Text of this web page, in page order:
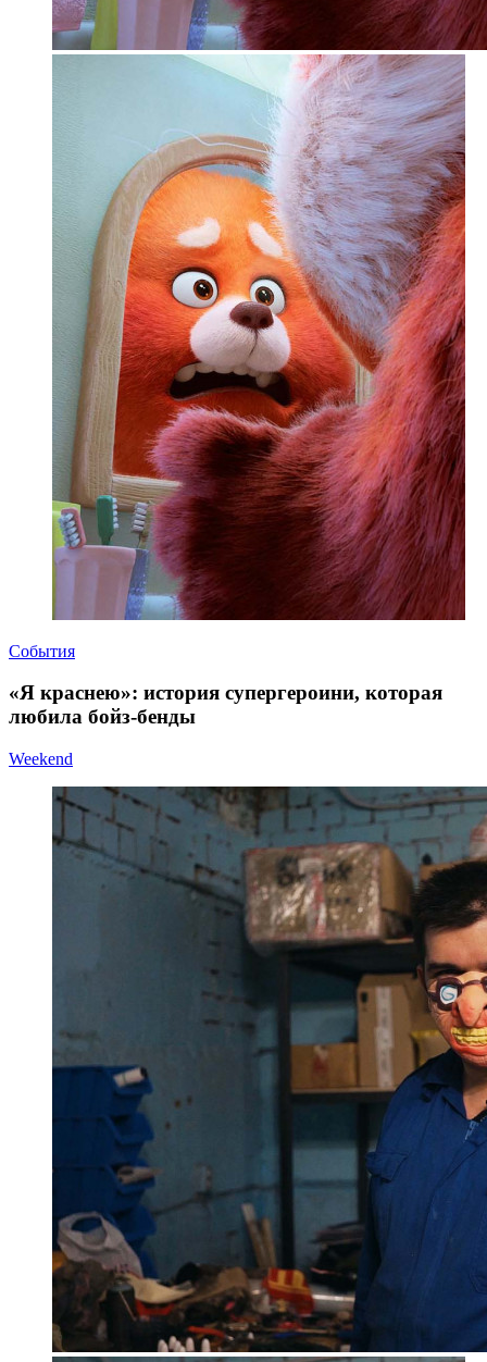
События
«Я краснею»: история супергероини, которая
любила бойз-бенды
Weekend